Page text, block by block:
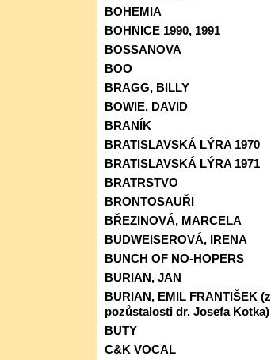
BOHEMIA
BOHNICE 1990, 1991
BOSSANOVA
BOO
BRAGG, BILLY
BOWIE, DAVID
BRANÍK
BRATISLAVSKÁ LÝRA 1970
BRATISLAVSKÁ LÝRA 1971
BRATRSTVO
BRONTOSAUŘI
BŘEZINOVÁ, MARCELA
BUDWEISEROVÁ, IRENA
BUNCH OF NO-HOPERS
BURIAN, JAN
BURIAN, EMIL FRANTIŠEK (z
pozůstalosti dr. Josefa Kotka)
BUTY
C&K VOCAL